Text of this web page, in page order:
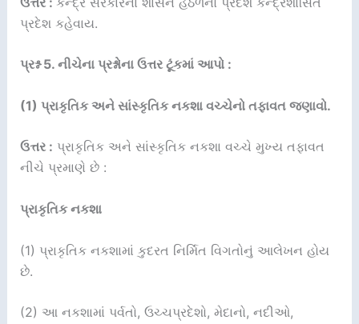
પ્રદેશ કહેવાય.
પ્રશ્ન 5. નીચેના પ્રશ્નોના ઉત્તર ટૂંકમાં આપો :
(1) પ્રાકૃતિક અને સાંસ્કૃતિક નકશા વચ્ચેનો તફાવત જણાવો.
ઉત્તર : પ્રાકૃતિક અને સાંસ્કૃતિક નકશા વચ્ચે મુખ્ય તફાવત
નીચે પ્રમાણે છે :
પ્રાકૃતિક નકશા
(1) પ્રાકૃતિક નકશામાં કુદરત નિર્મિત વિગતોનું આલેખન હોય
છે.
(2) આ નકશામાં પર્વતો, ઉચ્ચપ્રદેશો, મેદાનો, નદીઓ,